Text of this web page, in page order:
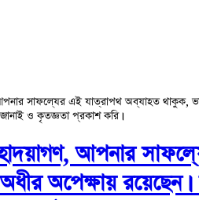
সাফল্যের এই যাত্রাপথ অব্যাহত থাকুক,
ও কৃতজ্ঞতা প্রকাশ করি।
আপনার
অপেক্ষায়